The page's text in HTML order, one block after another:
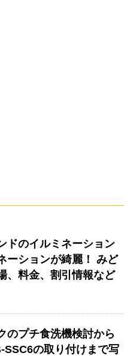
ドのイルミネーション
ーションが綺麗！ みど
、料金、割引情報など
のプチ食洗機検討から
SSC6の取り付けまで写